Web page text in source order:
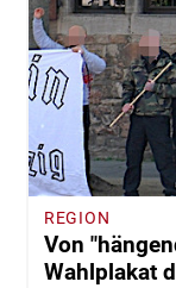
REGION
Von
Wahlplakat